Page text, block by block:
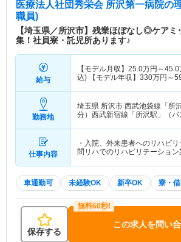
医療法人社団秀栄会 所沢第一病院の
職員)
【埼玉県／所沢市】残業ほぼなし◎ケアミ
集！社員寮・託児所あります♪
給与
【モデル月収】 25.0万円～45.0
込) 【モデル年収】 330万円～
勤務地
埼玉県 所沢市 西武池袋線「所
分）西武新宿線「所沢駅」（バ
仕事内容
・入院、外来患者へのリハビ
問リハでのリハビリテーショ
車通勤可 未経験OK 新卒OK 寮・
保存する
この求人を問い